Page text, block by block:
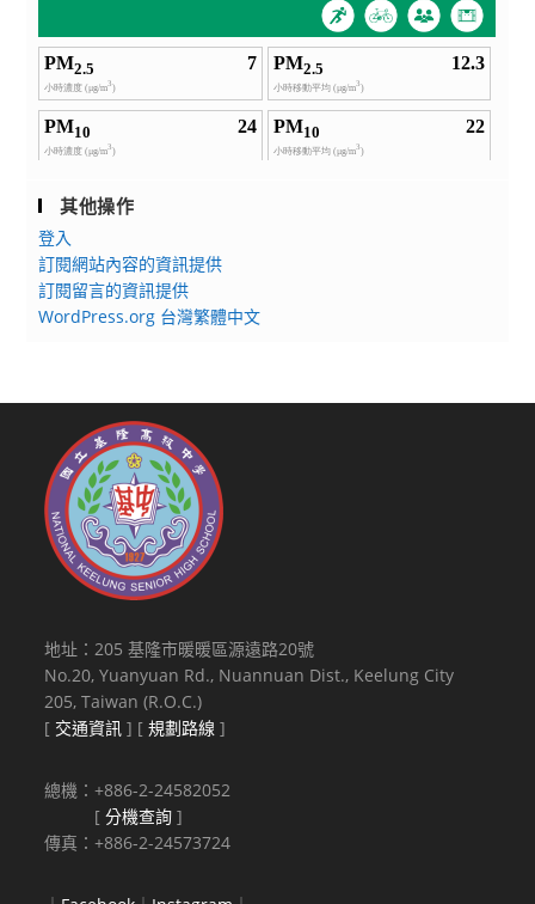
其他操作
登入
訂閱網站內容的資訊提供
訂閱留言的資訊提供
WordPress.org 台灣繁體中文
地址：205 基隆市暖暖區源遠路20號
No.20, Yuanyuan Rd., Nuannuan Dist., Keelung City
205, Taiwan (R.O.C.)
[ 交通資訊 ] [規劃路線 ]
總機：+886-2-24582052
[分機查詢 ]
傳真：+886-2-24573724